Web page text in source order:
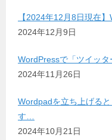
【2024年12月8日現在
2024年12月9日
WordPressで「ツイッ
2024年11月26日
Wordpadを立ち上げる
す…
2024年10月21日